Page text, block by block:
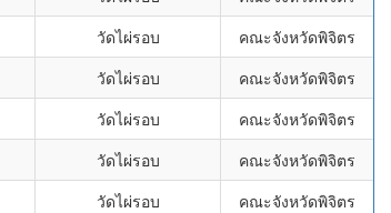
วัดไผ่รอบ
คณะจังหวัดพิจิตร
วัดไผ่รอบ
คณะจังหวัดพิจิตร
วัดไผ่รอบ
คณะจังหวัดพิจิตร
วัดไผ่รอบ
คณะจังหวัดพิจิตร
วัดไผ่รอบ
คณะจังหวัดพิจิตร